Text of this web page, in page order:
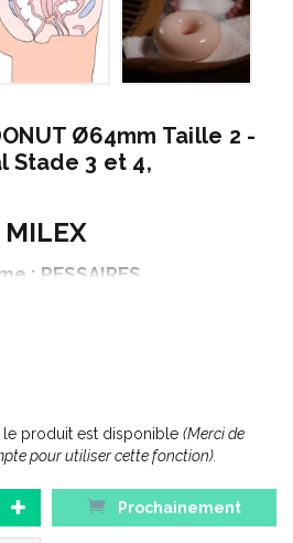
Ø64mm Taille 2 -
Stade 3 et 4,
MILEX
: PESSAIRES
: DONUT
: 64 mm
POUR VOTRE VAGIN
intra-vaginal qui vous
quels que soient vos choix.
produit est disponible (Merci de
pour utiliser cette fonction).
Prochainement